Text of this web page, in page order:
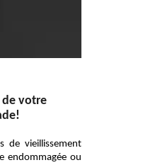
de votre
de vieillissement
endommagée ou